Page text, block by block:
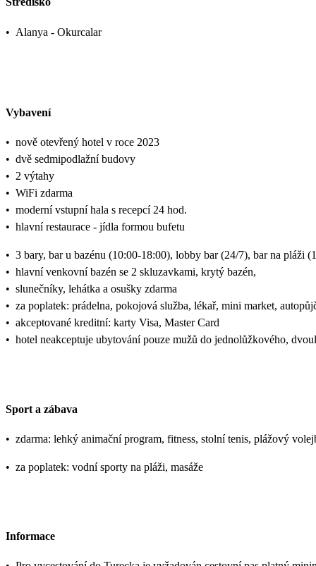
• Alanya - Okurcalar
Vybavení
• nově otevřený hotel v roce 2023
• dvě sedmipodlažní budovy
• 2 výtahy
• WiFi zdarma
• moderní vstupní hala s recepcí 24 hod.
• hlavní restaurace - jídla formou bufetu
• 3 bary, bar u bazénu (10:00-18:00), lobby bar (24/7), bar na pláži
• hlavní venkovní bazén se 2 skluzavkami, krytý bazén,
• slunečníky, lehátka a osušky zdarma
• za poplatek: prádelna, pokojová služba, lékař, mini market,
• akceptované kreditní: karty Visa, Master Card
• hotel neakceptuje ubytování pouze mužů do jednolůžkového,
Sport a zábava
• zdarma: lehký animační program, fitness, stolní tenis, plážový
• za poplatek: vodní sporty na pláži, masáže
Informace